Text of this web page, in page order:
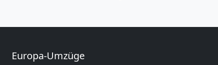
Europa-Umzüge